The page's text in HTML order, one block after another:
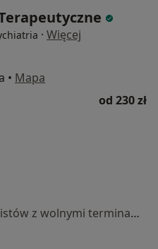
· Więcej
• Mapa
od 230 zł
Brak dostępnych specjalistów z wolnymi terminami w tym centrum medycznym.